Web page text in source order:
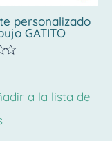
personalizado
GATITO
a la lista de